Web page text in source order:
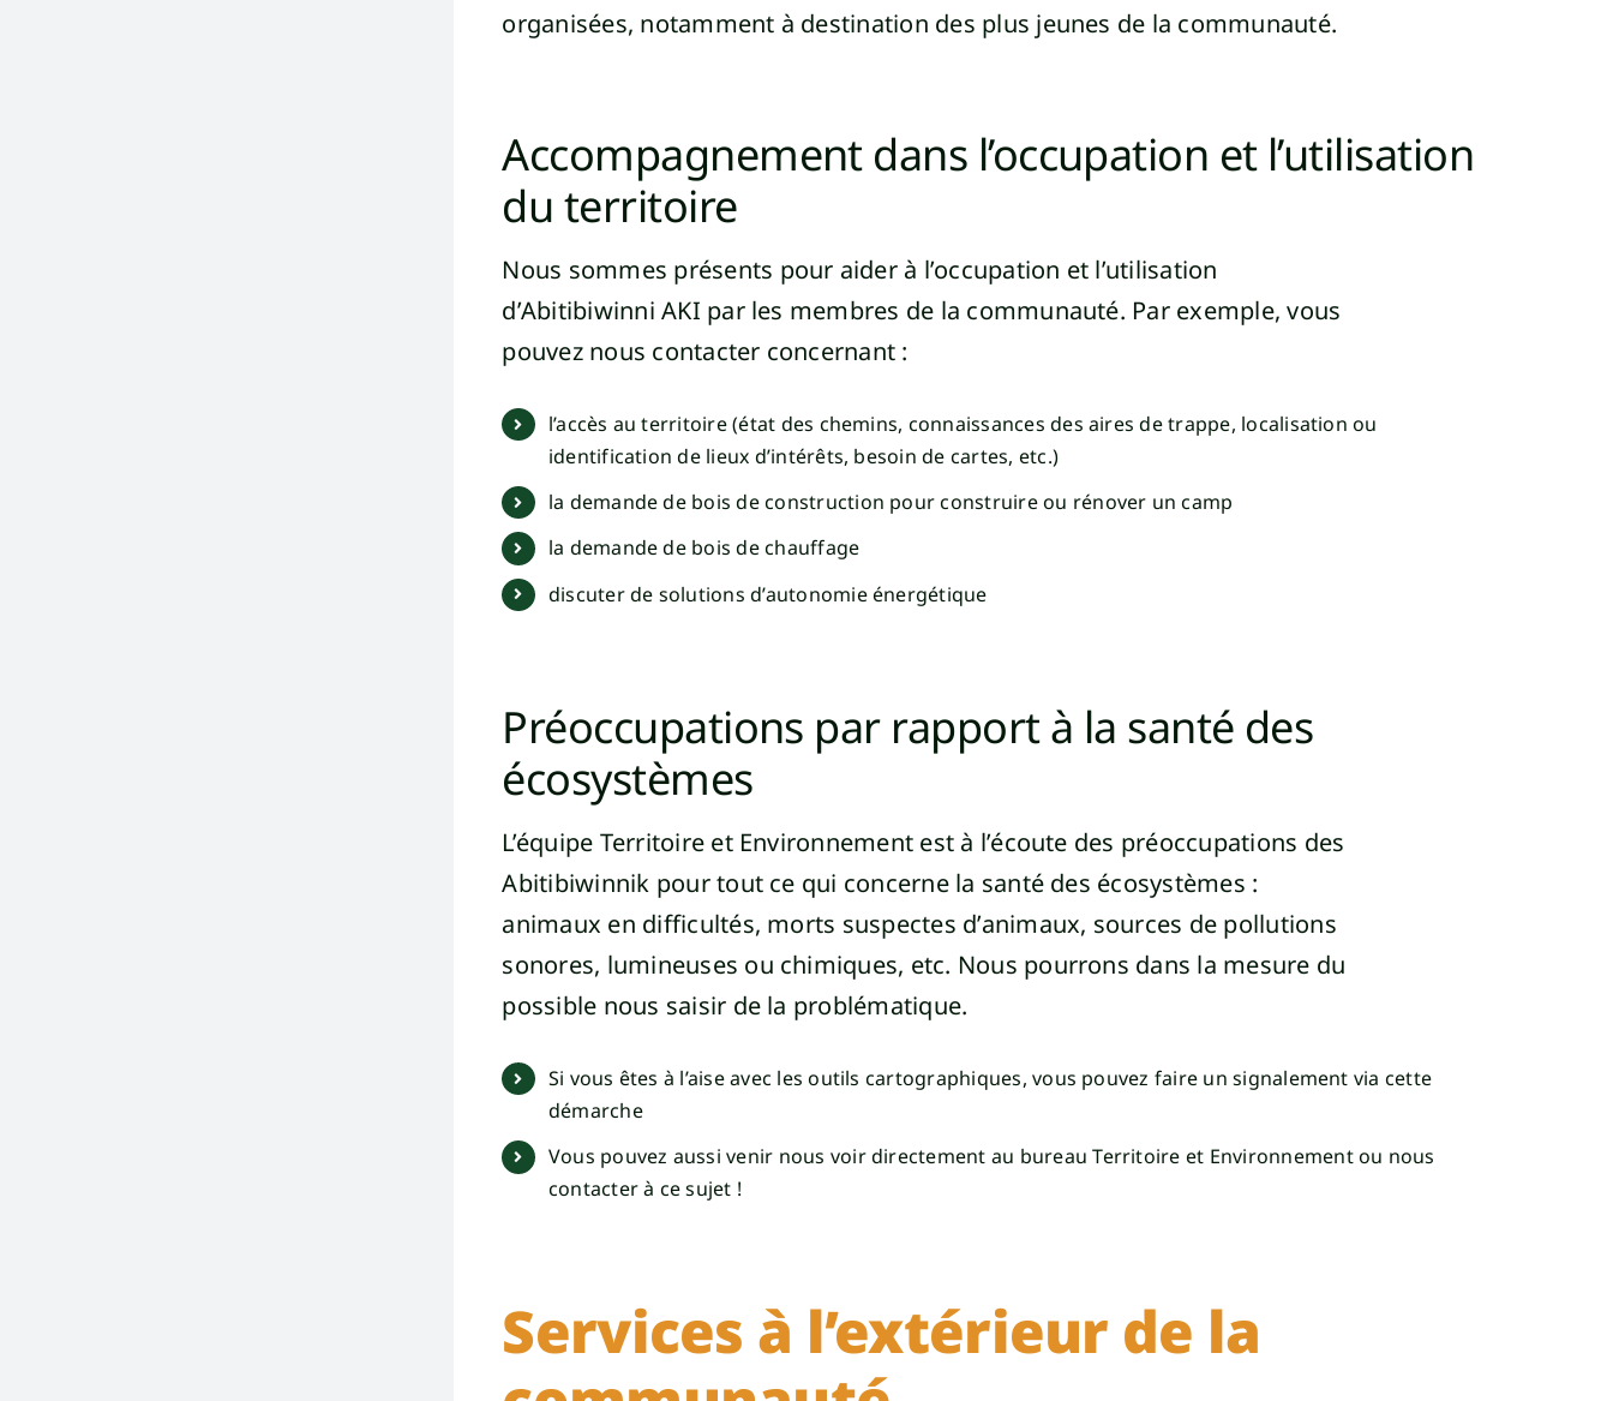
organisées, notamment à destination des plus jeunes de la communauté.
Accompagnement dans l’occupation et l’utilisation
du territoire
Nous sommes présents pour aider à l’occupation et l’utilisation
d’Abitibiwinni AKI par les membres de la communauté. Par exemple, vous
pouvez nous contacter concernant :
l’accès au territoire (état des chemins, connaissances des aires de trappe, localisation ou
identification de lieux d’intérêts, besoin de cartes, etc.)
la demande de bois de construction pour construire ou rénover un camp
la demande de bois de chauffage
discuter de solutions d’autonomie énergétique
Préoccupations par rapport à la santé des
écosystèmes
L’équipe Territoire et Environnement est à l’écoute des préoccupations des
Abitibiwinnik pour tout ce qui concerne la santé des écosystèmes :
animaux en difficultés, morts suspectes d’animaux, sources de pollutions
sonores, lumineuses ou chimiques, etc. Nous pourrons dans la mesure du
possible nous saisir de la problématique.
Si vous êtes à l’aise avec les outils cartographiques, vous pouvez faire un signalement via cette
démarche
Vous pouvez aussi venir nous voir directement au bureau Territoire et Environnement ou nous
contacter à ce sujet !
Services à l’extérieur de la